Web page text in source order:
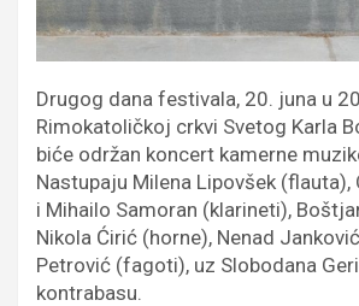
Drugog dana festivala, 20. juna u
Rimokatoličkoj crkvi Svetog Karla
biće održan koncert kamerne
Nastupaju Milena Lipovšek (flauta),
i Mihailo Samoran (klarineti),
Nikola Ćirić (horne), Nenad
Petrović (fagoti), uz Slobodana
kontrabasu.